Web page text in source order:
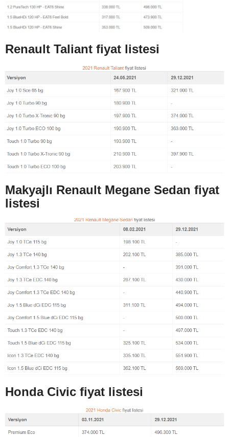
Renault Taliant fiyat listesi
Makyajlı Renault Megane Sedan fiyat
listesi
Honda Civic fiyat listesi